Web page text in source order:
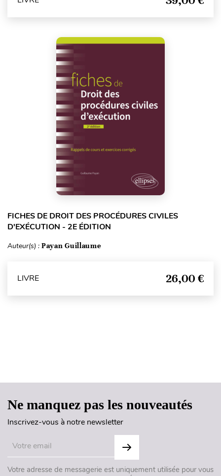
FICHES DE DROIT DES PROCÉDURES CIVILES
D'EXÉCUTION - 2E ÉDITION
Auteur(s) : Payan Guillaume
LIVRE 26,00 €
Ne manquez pas les nouveautés
Inscrivez-vous à notre newsletter
Votre adresse de messagerie est uniquement utilisée pour vous